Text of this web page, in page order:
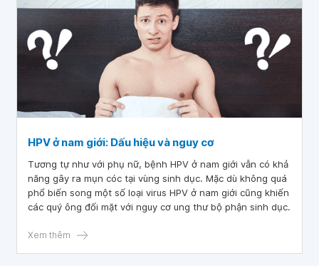
HPV ở nam giới: Dấu hiệu và nguy cơ
Tương tự như với phụ nữ, bệnh HPV ở nam giới vẫn có khả
năng gây ra mụn cóc tại vùng sinh dục. Mặc dù không quá
phổ biến song một số loại virus HPV ở nam giới cũng khiến
các quý ông đối mặt với nguy cơ ung thư bộ phận sinh dục.
Xem thêm